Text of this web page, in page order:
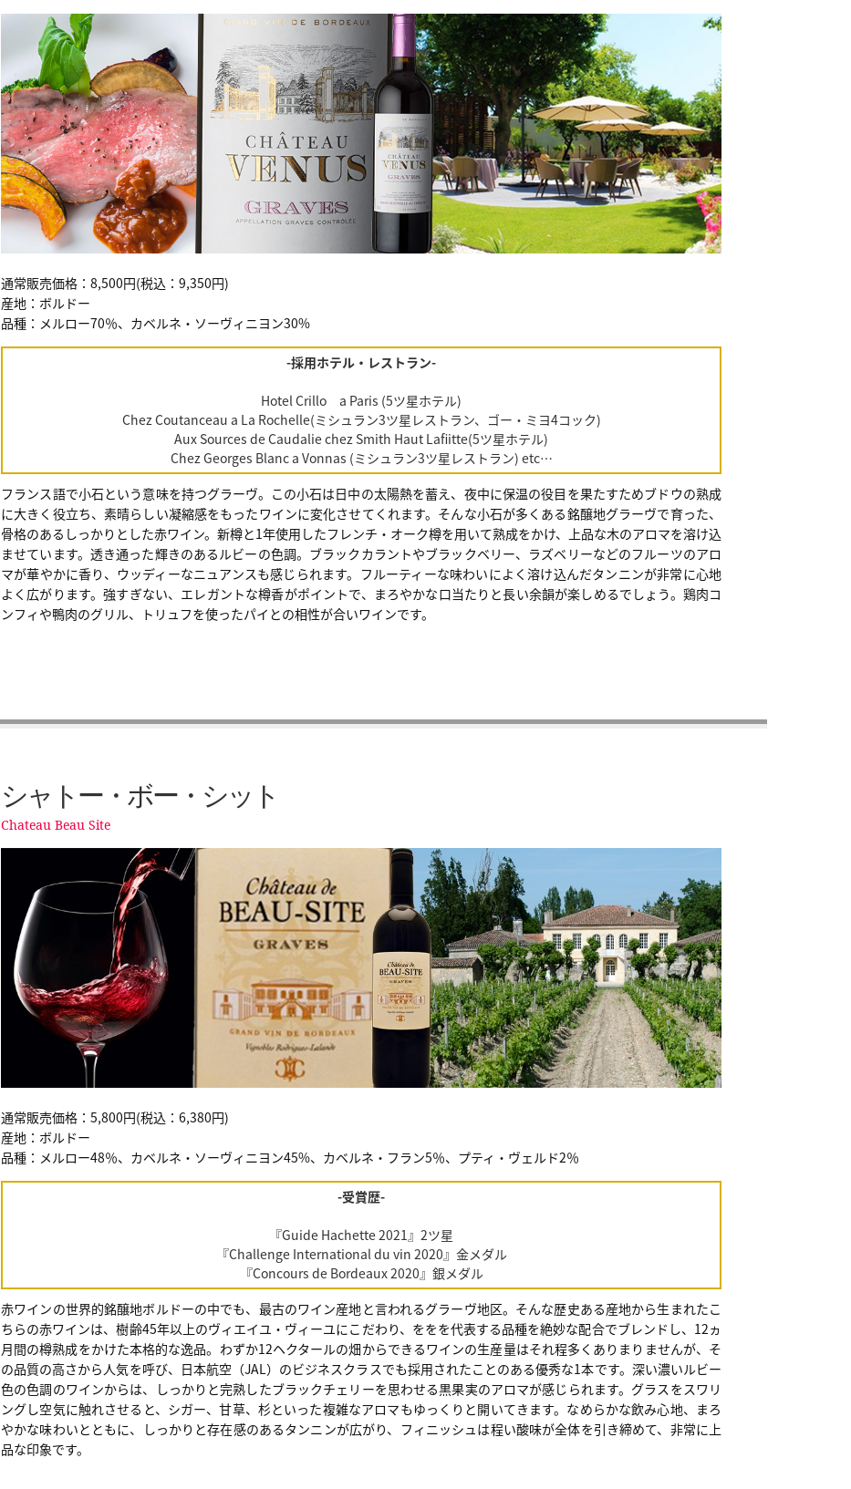
通常販売価格：8,500円(税込：9,350円)
産地：ボルドー
品種：メルロー70％、カベルネ・ソーヴィニヨン30%
-採用ホテル・レストラン-
Hotel Crillo a Paris (5ツ星ホテル)
Chez Coutanceau a La Rochelle(ミシュラン3ツ星レストラン、ゴー・ミヨ4コック)
Aux Sources de Caudalie chez Smith Haut Lafiitte(5ツ星ホテル)
Chez Georges Blanc a Vonnas (ミシュラン3ツ星レストラン) etc…
フランス語で小石という意味を持つグラーヴ。この小石は日中の太陽熱を蓄え、夜中に保温の役目を果たすためブドウの熟成
に大きく役立ち、素晴らしい凝縮感をもったワインに変化させてくれます。そんな小石が多くある銘醸地グラーヴで育った、
骨格のあるしっかりとした赤ワイン。新樽と1年使用したフレンチ・オーク樽を用いて熟成をかけ、上品な木のアロマを溶け込
ませています。透き通った輝きのあるルビーの色調。ブラックカラントやブラックベリー、ラズベリーなどのフルーツのアロ
マが華やかに香り、ウッディーなニュアンスも感じられます。フルーティーな味わいによく溶け込んだタンニンが非常に心地
よく広がります。強すぎない、エレガントな樽香がポイントで、まろやかな口当たりと長い余韻が楽しめるでしょう。鶏肉コ
ンフィや鴨肉のグリル、トリュフを使ったパイとの相性が合いワインです。
シャトー・ボー・シット
Chateau Beau Site
通常販売価格：5,800円(税込：6,380円)
産地：ボルドー
品種：メルロー48％、カベルネ・ソーヴィニヨン45%、カベルネ・フラン5％、プティ・ヴェルド2％
-受賞歴-
『Guide Hachette 2021』2ツ星
『Challenge International du vin 2020』金メダル
『Concours de Bordeaux 2020』銀メダル
赤ワインの世界的銘醸地ボルドーの中でも、最古のワイン産地と言われるグラーヴ地区。そんな歴史ある産地から生まれたこ
ちらの赤ワインは、樹齢45年以上のヴィエイユ・ヴィーユにこだわり、ををを代表する品種を絶妙な配合でブレンドし、12ヵ
月間の樽熟成をかけた本格的な逸品。わずか12ヘクタールの畑からできるワインの生産量はそれ程多くありまりませんが、そ
の品質の高さから人気を呼び、日本航空（JAL）のビジネスクラスでも採用されたことのある優秀な1本です。深い濃いルビー
色の色調のワインからは、しっかりと完熟したブラックチェリーを思わせる黒果実のアロマが感じられます。グラスをスワリ
ングし空気に触れさせると、シガー、甘草、杉といった複雑なアロマもゆっくりと開いてきます。なめらかな飲み心地、まろ
やかな味わいとともに、しっかりと存在感のあるタンニンが広がり、フィニッシュは程い酸味が全体を引き締めて、非常に上
品な印象です。